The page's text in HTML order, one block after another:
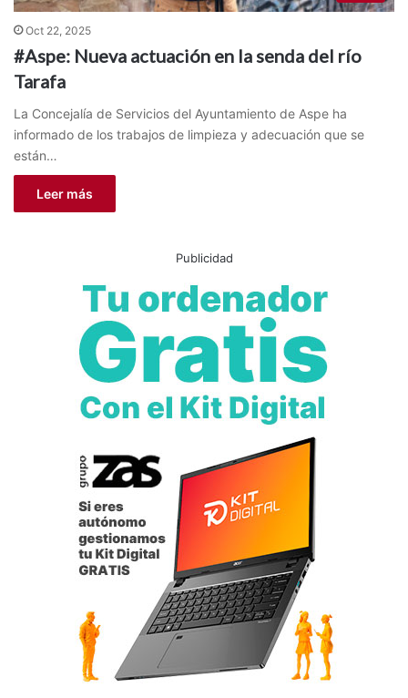
Oct 22, 2025
#Aspe: Nueva actuación en la senda del río
Tarafa
La Concejalía de Servicios del Ayuntamiento de Aspe ha
informado de los trabajos de limpieza y adecuación que se
están…
Leer más
Publicidad